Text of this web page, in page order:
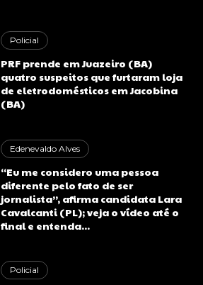
Policial
PRF prende em Juazeiro (BA)
quatro suspeitos que furtaram loja
de eletrodomésticos em Jacobina
(BA)
Edenevaldo Alves
“Eu me considero uma pessoa
diferente pelo fato de ser
jornalista”, afirma candidata Lara
Cavalcanti (PL); veja o vídeo até o
final e entenda...
Policial